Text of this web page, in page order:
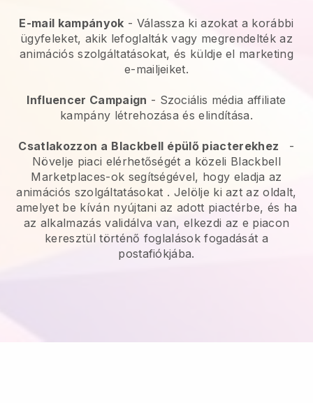
E-mail kampányok - Válassza ki azokat a korábbi
ügyfeleket, akik lefoglalták vagy megrendelték az
animációs szolgáltatásokat, és küldje el marketing
e-mailjeiket.
Influencer Campaign - Szociális média affiliate
kampány létrehozása és elindítása.
Csatlakozzon a Blackbell épülő piacterekhez
-
Növelje piaci elérhetőségét a közeli Blackbell
Marketplaces-ok segítségével, hogy eladja az
animációs szolgáltatásokat . Jelölje ki azt az oldalt,
amelyet be kíván nyújtani az adott piactérbe, és ha
az alkalmazás validálva van, elkezdi az e piacon
keresztül történő foglalások fogadását a
postafiókjába.